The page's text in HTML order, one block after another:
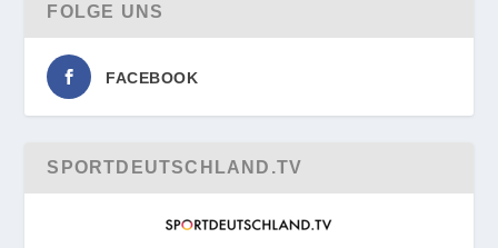
FOLGE UNS
FACEBOOK
SPORTDEUTSCHLAND.TV